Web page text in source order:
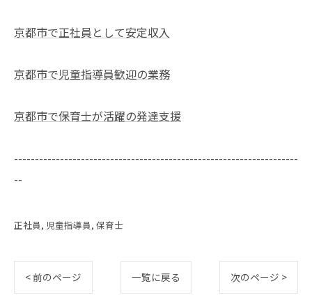
京都市で正社員として安定収入
京都市で児童指導員歓迎の業務
京都市で保育士が活躍の発達支援
--------------------------------------------------------------------
--
正社員 児童指導員 保育士
< 前のページ 一覧に戻る 次のページ >